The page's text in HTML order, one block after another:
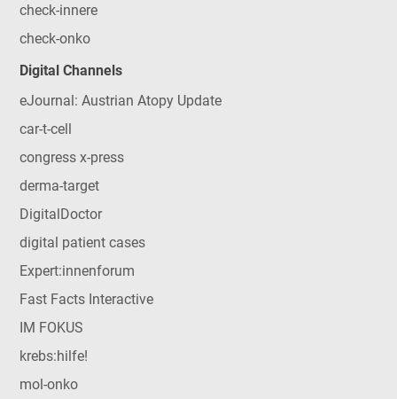
check-innere
check-onko
Digital Channels
eJournal: Austrian Atopy Update
car-t-cell
congress x-press
derma-target
DigitalDoctor
digital patient cases
Expert:innenforum
Fast Facts Interactive
IM FOKUS
krebs:hilfe!
mol-onko